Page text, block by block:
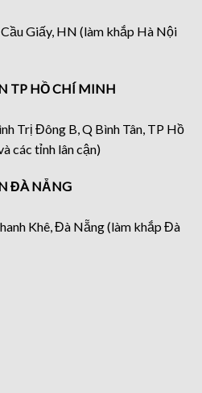
Giấy, HN (làm khắp Hà Nội
TP HỒ CHÍ MINH
Trị Đông B, Q Bình Tân, TP Hồ
các tỉnh lân cận)
ĐÀ NẴNG
Khê, Đà Nẵng (làm khắp Đà